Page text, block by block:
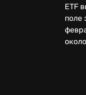
ETF
поле